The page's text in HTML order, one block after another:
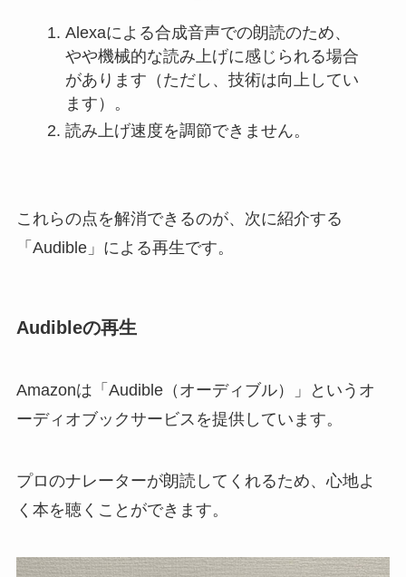
Alexaによる合成音声での朗読のため、
やや機械的な読み上げに感じられる場合
があります（ただし、技術は向上してい
ます）。
読み上げ速度を調節できません。
これらの点を解消できるのが、次に紹介する
「Audible」による再生です。
Audibleの再生
Amazonは「Audible（オーディブル）」というオ
ーディオブックサービスを提供しています。
プロのナレーターが朗読してくれるため、心地よ
く本を聴くことができます。